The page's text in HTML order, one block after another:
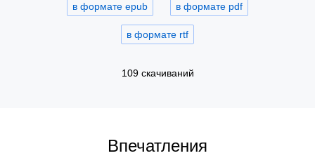
в формате epub в формате pdf
в формате rtf
109 скачиваний
Впечатления